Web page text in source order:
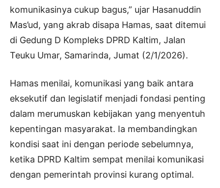
komunikasinya cukup bagus,” ujar Hasanuddin
Mas’ud, yang akrab disapa Hamas, saat ditemui
di Gedung D Kompleks DPRD Kaltim, Jalan
Teuku Umar, Samarinda, Jumat (2/1/2026).
Hamas menilai, komunikasi yang baik antara
eksekutif dan legislatif menjadi fondasi penting
dalam merumuskan kebijakan yang menyentuh
kepentingan masyarakat. Ia membandingkan
kondisi saat ini dengan periode sebelumnya,
ketika DPRD Kaltim sempat menilai komunikasi
dengan pemerintah provinsi kurang optimal.